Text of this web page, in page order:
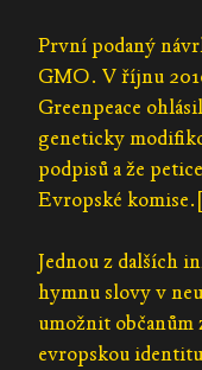
První podaný
GMO. V říjnu
Greenpeace
geneticky
podpisů a že
Evropské
Jednou z dalších
hymnu slovy v
umožnit
evropskou